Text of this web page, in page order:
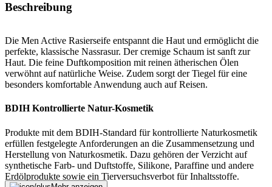
Beschreibung
Die Men Active Rasierseife entspannt die Haut und ermöglicht die
perfekte, klassische Nassrasur. Der cremige Schaum ist sanft zur
Haut. Die feine Duftkomposition mit reinen ätherischen Ölen
verwöhnt auf natürliche Weise. Zudem sorgt der Tiegel für eine
besonders komfortable Anwendung auch auf Reisen.
BDIH Kontrollierte Natur-Kosmetik
Produkte mit dem BDIH-Standard für kontrollierte Naturkosmetik
erfüllen festgelegte Anforderungen an die Zusammensetzung und
Herstellung von Naturkosmetik. Dazu gehören der Verzicht auf
synthetische Farb- und Duftstoffe, Silikone, Paraffine und andere
Erdölprodukte sowie ein Tierversuchsverbot für Inhaltsstoffe.